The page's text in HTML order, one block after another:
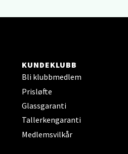
KUNDEKLUBB
Bli klubbmedlem
Prisløfte
Glassgaranti
Tallerkengaranti
Medlemsvilkår
Velg
Velg